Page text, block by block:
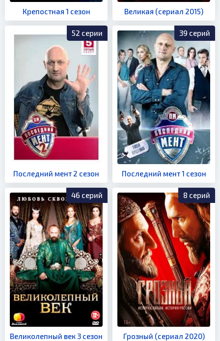
Крепостная 1 сезон Великая (сериал 2015)
52 серии
Последний мент 2 сезон
39 серий
Последний мент 1 сезон
46 серий
Великолепный век 3 сезон
8 серий
Грозный (сериал 2020)